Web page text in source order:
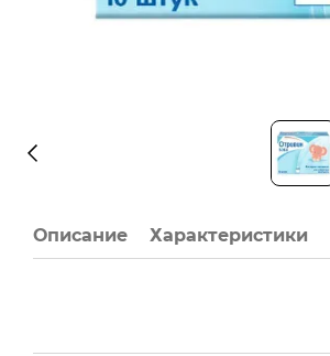
Описание Характеристики